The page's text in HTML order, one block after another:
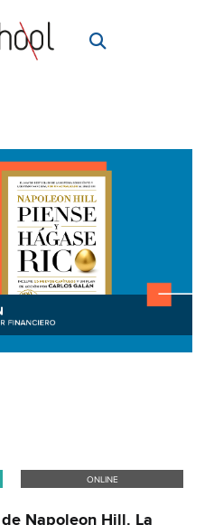
ONLINE
Napoleon Hill. La